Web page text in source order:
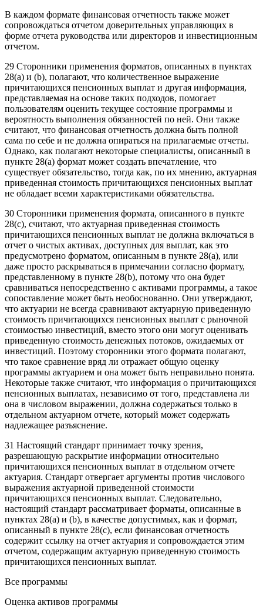
В каждом формате финансовая отчетность также может
сопровождаться отчетом доверительных управляющих в
форме отчета руководства или директоров и инвестиционным
отчетом.
29 Сторонники применения форматов, описанных в пунктах
28(a) и (b), полагают, что количественное выражение
причитающихся пенсионных выплат и другая информация,
представляемая на основе таких подходов, помогает
пользователям оценить текущее состояние программы и
вероятность выполнения обязанностей по ней. Они также
считают, что финансовая отчетность должна быть полной
сама по себе и не должна опираться на прилагаемые отчеты.
Однако, как полагают некоторые специалисты, описанный в
пункте 28(a) формат может создать впечатление, что
существует обязательство, тогда как, по их мнению, актуарная
приведенная стоимость причитающихся пенсионных выплат
не обладает всеми характеристиками обязательства.
30 Сторонники применения формата, описанного в пункте
28(c), считают, что актуарная приведенная стоимость
причитающихся пенсионных выплат не должна включаться в
отчет о чистых активах, доступных для выплат, как это
предусмотрено форматом, описанным в пункте 28(a), или
даже просто раскрываться в примечании согласно формату,
представленному в пункте 28(b), потому что она будет
сравниваться непосредственно с активами программы, а такое
сопоставление может быть необоснованно. Они утверждают,
что актуарии не всегда сравнивают актуарную приведенную
стоимость причитающихся пенсионных выплат с рыночной
стоимостью инвестиций, вместо этого они могут оценивать
приведенную стоимость денежных потоков, ожидаемых от
инвестиций. Поэтому сторонники этого формата полагают,
что такое сравнение вряд ли отражает общую оценку
программы актуарием и она может быть неправильно понята.
Некоторые также считают, что информация о причитающихся
пенсионных выплатах, независимо от того, представлена ли
она в числовом выражении, должна содержаться только в
отдельном актуарном отчете, который может содержать
надлежащее разъяснение.
31 Настоящий стандарт принимает точку зрения,
разрешающую раскрытие информации относительно
причитающихся пенсионных выплат в отдельном отчете
актуария. Стандарт отвергает аргументы против числового
выражения актуарной приведенной стоимости
причитающихся пенсионных выплат. Следовательно,
настоящий стандарт рассматривает форматы, описанные в
пунктах 28(a) и (b), в качестве допустимых, как и формат,
описанный в пункте 28(c), если финансовая отчетность
содержит ссылку на отчет актуария и сопровождается этим
отчетом, содержащим актуарную приведенную стоимость
причитающихся пенсионных выплат.
Все программы
Оценка активов программы